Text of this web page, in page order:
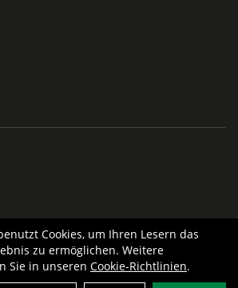
Cookies, um Ihren Lesern das
zu ermöglichen. Weitere
Sie in unseren Cookie-Richtlinien.